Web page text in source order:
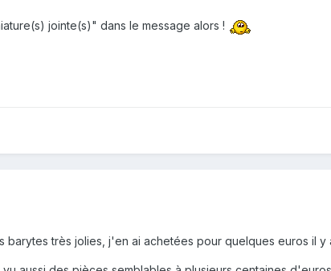
jointe(s)" dans le message alors !
barytes très jolies, j'en ai achetées pour quelques euros il